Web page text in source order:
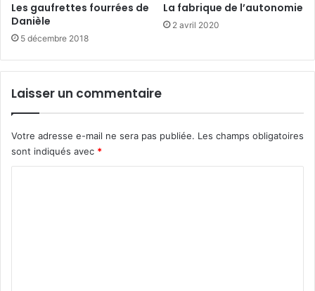
Les gaufrettes fourrées de
Danièle
5 décembre 2018
La fabrique de l’autonomie
2 avril 2020
Laisser un commentaire
Votre adresse e-mail ne sera pas publiée. Les champs obligatoires
sont indiqués avec *